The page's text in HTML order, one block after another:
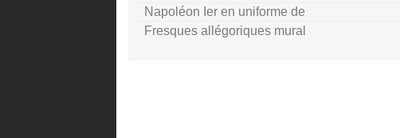
Napoléon Ier en uniforme de
Fresques allégoriques mural